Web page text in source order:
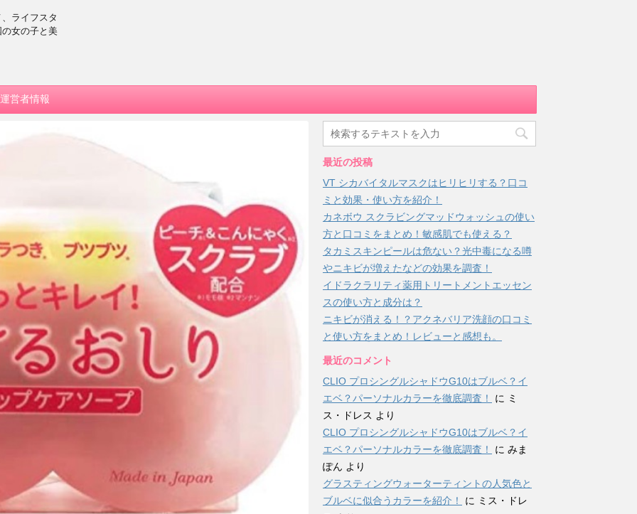
ライフスタ
女の子と美
運営者情報
最近の投稿
VT シカバイタルマスクはヒリヒリする？口コ
ミと効果・使い方を紹介！
カネボウ スクラビングマッドウォッシュの使い
方と口コミをまとめ！敏感肌でも使える？
タカミスキンピールは危ない？光中毒になる噂
やニキビが増えたなどの効果を調査！
イドラクラリティ薬用トリートメントエッセン
スの使い方と成分は？
ニキビが消える！？アクネバリア洗顔の口コミ
と使い方をまとめ！レビューと感想も。
最近のコメント
CLIO プロシングルシャドウG10はブルベ？イ
エベ？パーソナルカラーを徹底調査！
に ミ
ス・ドレス より
CLIO プロシングルシャドウG10はブルベ？イ
エベ？パーソナルカラーを徹底調査！
に みま
ぽん より
グラスティングウォーターティントの人気色と
ブルベに似合うカラーを紹介！
に ミス・ドレ